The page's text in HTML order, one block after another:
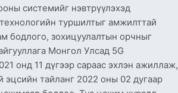
системийг нэвтрүүлэхэд
туршилтыг амжилттай
бодлого, зохицуулалтын орчныг
Монгол Улсад 5G
онд 11 дүгээр сараас эхлэн ажиллаж,
эцсийн тайланг 2022 оны 02 дугаар